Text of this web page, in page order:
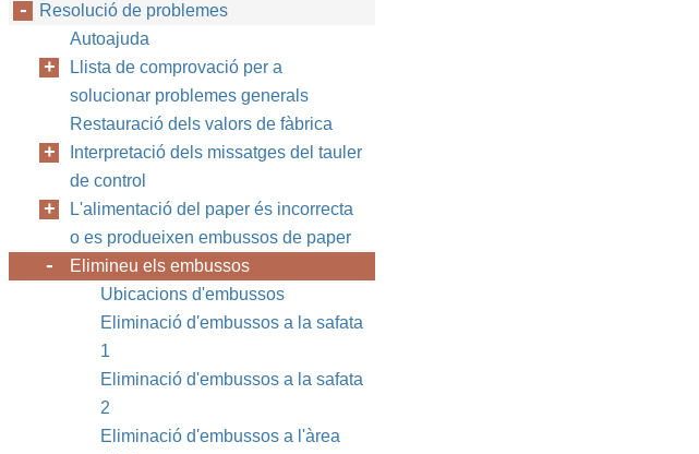
Resolució de problemes
Autoajuda
Llista de comprovació per a
solucionar problemes generals
Restauració dels valors de fàbrica
Interpretació dels missatges del tauler
de control
L'alimentació del paper és incorrecta
o es produeixen embussos de paper
Elimineu els embussos
Ubicacions d'embussos
Eliminació d'embussos a la safata
1
Eliminació d'embussos a la safata
2
Eliminació d'embussos a l'àrea